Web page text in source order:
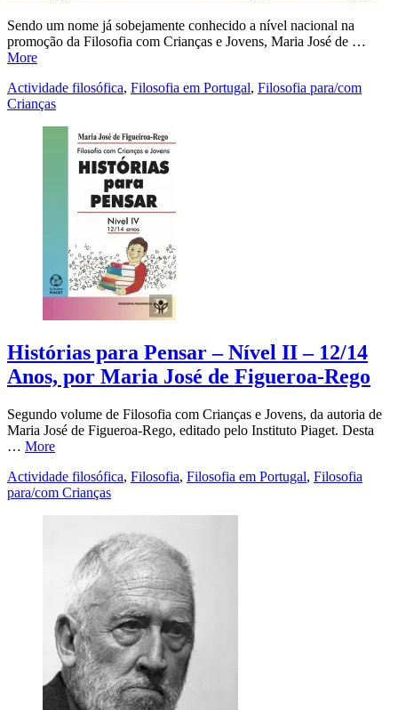
Sendo um nome já sobejamente conhecido a nível nacional na
promoção da Filosofia com Crianças e Jovens, Maria José de …
More
Actividade filosófica, Filosofia em Portugal, Filosofia para/com
Crianças
Histórias para Pensar – Nível II – 12/14
Anos, por Maria José de Figueroa-Rego
Segundo volume de Filosofia com Crianças e Jovens, da autoria de
Maria José de Figueroa-Rego, editado pelo Instituto Piaget. Desta
… More
Actividade filosófica, Filosofia, Filosofia em Portugal, Filosofia
para/com Crianças